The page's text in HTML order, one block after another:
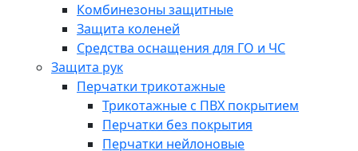
Комбинезоны защитные
Защита коленей
Средства оснащения для ГО и ЧС
Защита рук
Перчатки трикотажные
Трикотажные с ПВХ покрытием
Перчатки без покрытия
Перчатки нейлоновые